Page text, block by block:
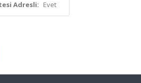
Adresli: Evet